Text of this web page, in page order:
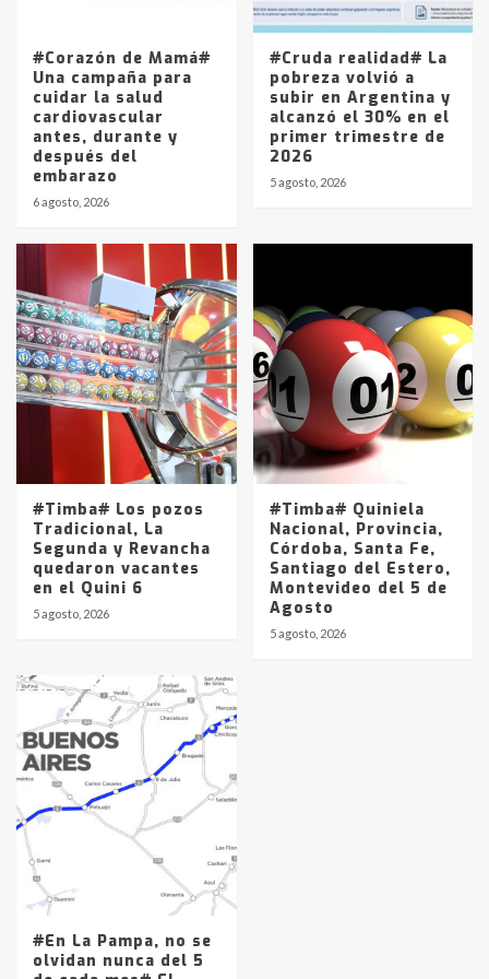
La Pampa, desde YPF hasta Axion
entre 857 a 1338 pesos
#Corazón de Mamá#
Una campaña para
cuidar la salud
cardiovascular
antes, durante y
después del
embarazo
6 agosto, 2026
#Cruda realidad# La
pobreza volvió a
subir en Argentina y
alcanzó el 30% en el
primer trimestre de
2026
5 agosto, 2026
#Timba# Los pozos
Tradicional, La
Segunda y Revancha
quedaron vacantes
en el Quini 6
5 agosto, 2026
#Timba# Quiniela
Nacional, Provincia,
Córdoba, Santa Fe,
Santiago del Estero,
Montevideo del 5 de
Agosto
5 agosto, 2026
#En La Pampa, no se
olvidan nunca del 5